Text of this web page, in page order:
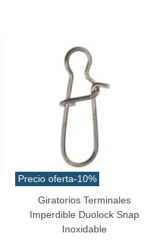
Precio oferta-10%
Giratorios Terminales
Imperdible Duolock Snap
Inoxidable